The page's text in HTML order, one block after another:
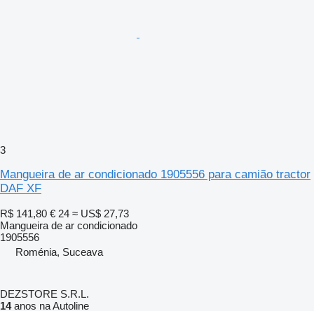
3
Mangueira de ar condicionado 1905556 para camião tractor
DAF XF
R$ 141,80 € 24 ≈ US$ 27,73
Mangueira de ar condicionado
1905556
Roménia, Suceava
DEZSTORE S.R.L.
14anos na Autoline